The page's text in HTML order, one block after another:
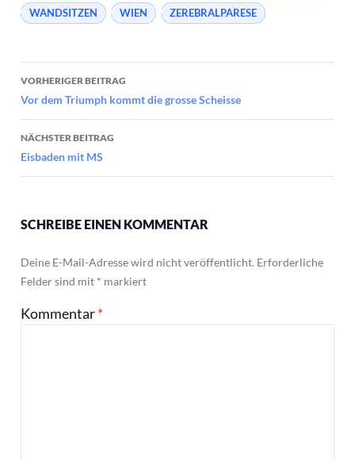
WANDSITZEN
WIEN ZEREBRALPARESE
Beitragsnavigation
VORHERIGER BEITRAG
Vor dem Triumph kommt die grosse Scheisse
NÄCHSTER BEITRAG
Eisbaden mit MS
SCHREIBE EINEN KOMMENTAR
Deine E-Mail-Adresse wird nicht veröffentlicht. Erforderliche
Felder sind mit * markiert
Kommentar*